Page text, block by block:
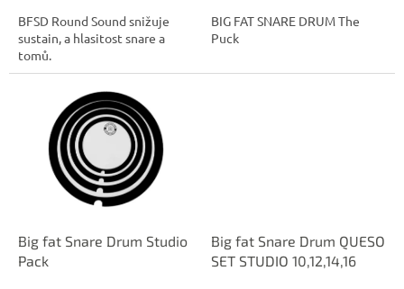
BFSD Round Sound snižuje
sustain, a hlasitost snare a
tomů.
BIG FAT SNARE DRUM The
Puck
Big fat Snare Drum Studio
Pack
Big fat Snare Drum QUESO
SET STUDIO 10,12,14,16